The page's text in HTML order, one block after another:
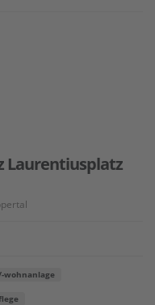
Laurentiusplatz
wohnanlage